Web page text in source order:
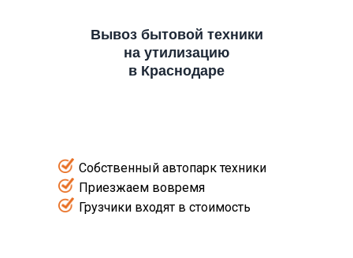
Собственный автопарк техники
Приезжаем вовремя
Грузчики входят в стоимость
Вывоз бытовой техники
на утилизацию
в Краснодаре